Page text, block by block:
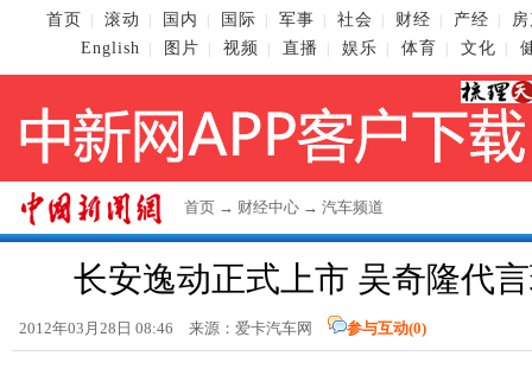
首页 滚动 国内 国际 军事 社会 财经 产经
English
图片 视频 直播 娱乐 体育 文化
首页 → 财经中心 → 汽车频道
长安逸动正式上市 吴奇隆代
2012年03月28日 08:46 来源：爱卡汽车网 参与互动(0)